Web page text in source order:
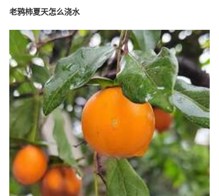
老鸦柿夏天怎么浇水